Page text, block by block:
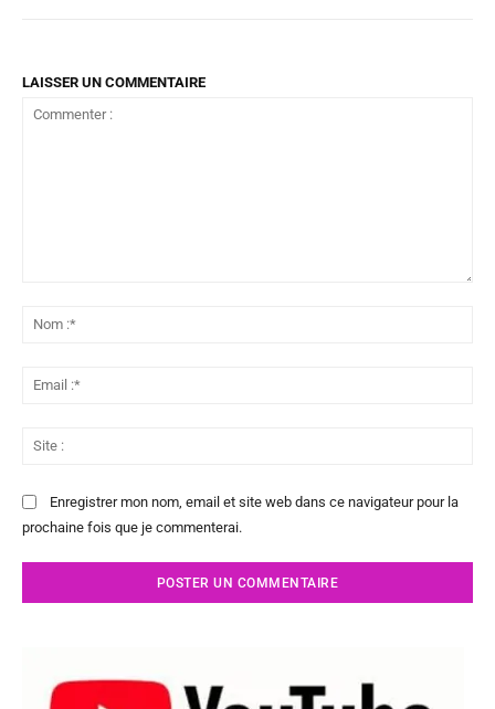
LAISSER UN COMMENTAIRE
Enregistrer mon nom, email et site web dans ce navigateur pour la
prochaine fois que je commenterai.